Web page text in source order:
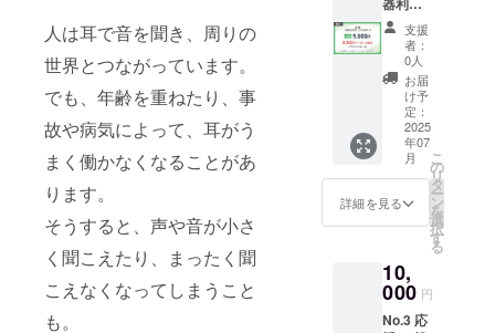
人は耳で音を聞き、周りの
世界とつながっています。
でも、年齢を重ねたり、事
故や病気によって、耳がう
まく働かなくなることがあ
ります。
そうすると、声や音が小さ
く聞こえたり、まったく聞
こえなくなってしまうこと
も。
情報は
こちら
をご覧
くださ
い。
https://
cocohaj
p.com/li
なりま
す。
者、そ
の家族
向け)
【リ
ターン
詳細】
・加盟
店で使
える
8,000円
クーポ
ン ※
有効期
※補聴
器カ
バーは
店舗に
支援
者：
0人
お届
け予
定：
2025
年07
月
詳細を見る
こ
の
リ
タ
ー
ン
を
選
択
す
る
10,
000 円
No.3 応